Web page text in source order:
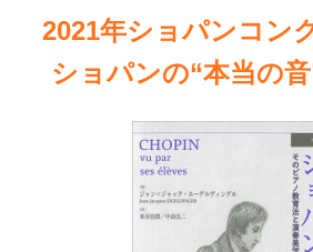
2021年ショパンコン
ショパンの“本当の